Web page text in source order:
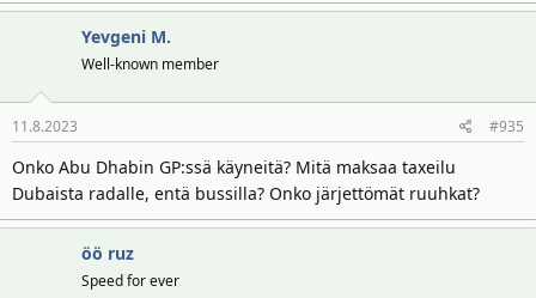
Yevgeni M.
Well-known member
11.8.2023 #935
Onko Abu Dhabin GP:ssä käyneitä? Mitä maksaa taxeilu
Dubaista radalle, entä bussilla? Onko järjettömät ruuhkat?
öö ruz
Speed for ever